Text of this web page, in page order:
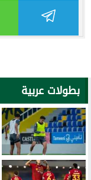
بطولات عربية